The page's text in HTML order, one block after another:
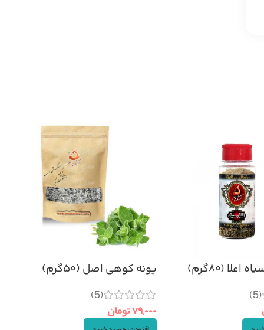
(۸۰گرم)
(5)
پونه کوهی اصل (۵۰گرم)
(5)
۷۹,۰۰۰تومان